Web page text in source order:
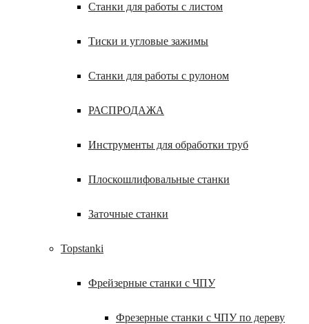
Станки для работы с листом
Тиски и угловые зажимы
Станки для работы с рулоном
РАСПРОДАЖА
Инструменты для обработки труб
Плоскошлифовальные станки
Заточные станки
Topstanki
Фрейзерные станки с ЧПУ
Фрезерные станки с ЧПУ по дереву